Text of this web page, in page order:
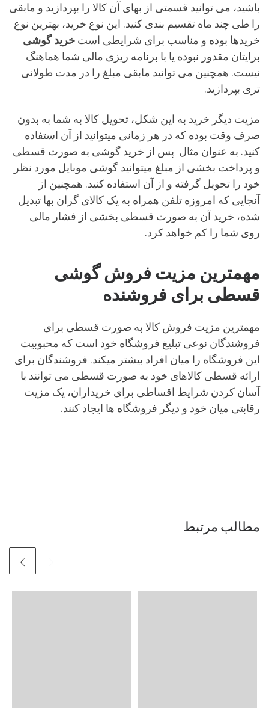
باشید، می توانید قسمتی از بهای آن کالا را بپردازید و مابقی
را طی چند ماه تقسیم بندی کنید. این نوع خرید، بهترین نوع
خریدها بوده و مناسب برای شرایطی است خرید گوشی
برایتان مقدور نبوده یا با برنامه ریزی مالی شما هماهنگ
نیست. همچنین می توانید مابقی مبلغ را در مدت طولانی
تری بپردازید.
مزیت دیگر خرید به این شکل، تحویل کالا به شما به بدون
صرف وقت بوده که در هر زمانی میتوانید از آن استفاده
کنید. به عنوان مثال پس از خرید گوشی به صورت قسطی
و پرداخت بخشی از مبلغ میتوانید گوشی موبایل مورد نظر
خود را تحویل گرفته و از آن استفاده کنید. همچنین از
آنجایی که امروزه تلفن همراه به یک کالای گران بها تبدیل
شده، خرید آن به صورت قسطی بخشی از فشار مالی
روی شما را کم خواهد کرد.
مهمترین مزیت فروش گوشی
قسطی برای فروشنده
مهمترین مزیت فروش کالا به صورت قسطی برای
فروشندگان نوعی تبلیغ فروشگاه خود است که محبوبیت
این فروشگاه را میان افراد بیشتر میکند. فروشندگان برای
ارائه قسطی کالاهای خود به صورت قسطی می توانند با
آسان کردن شرایط اقساطی برای خریداران، یک مزیت
رقابتی میان خود و دیگر فروشگاه ها ایجاد کنند.
مطالب مرتبط